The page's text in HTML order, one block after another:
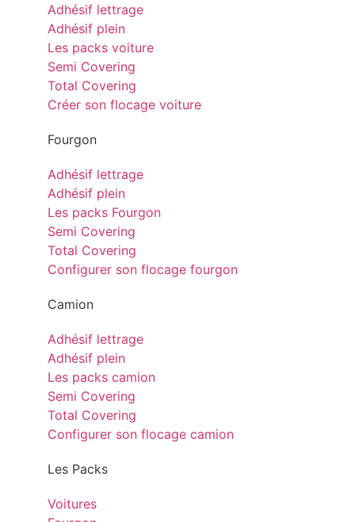
Adhésif lettrage
Adhésif plein
Les packs voiture
Semi Covering
Total Covering
Créer son flocage voiture
Fourgon
Adhésif lettrage
Adhésif plein
Les packs Fourgon
Semi Covering
Total Covering
Configurer son flocage fourgon
Camion
Adhésif lettrage
Adhésif plein
Les packs camion
Semi Covering
Total Covering
Configurer son flocage camion
Les Packs
Voitures